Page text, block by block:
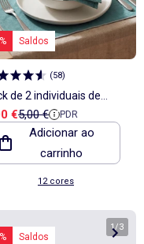
Saldos
(58)
de 2 individuais de
guardanapos lisos 2
1 32 x 40 cm - Kiabi
de venda
€Preço de referência
5,00 € PDR
Adicionar ao
carrinho
12 cores
Saldos
1/3